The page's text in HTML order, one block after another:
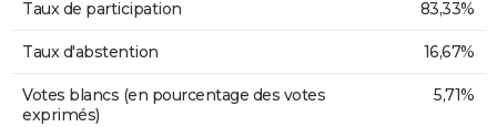
Taux de participation 83,33%
Taux d'abstention 16,67%
Votes blancs (en pourcentage des votes
exprimés)
5,71%